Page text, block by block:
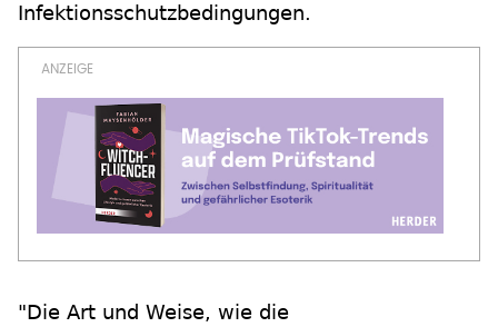
Infektionsschutzbedingungen.
"Die Art und Weise, wie die